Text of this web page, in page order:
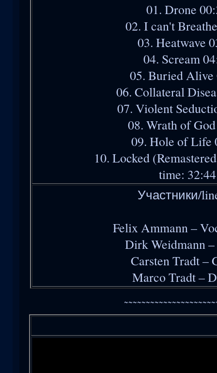
01. Drone
02. I can't
03. Heatwave
04. Scream
05. Buried Alive
06. Collateral
07. Violent
08. Wrath of
09. Hole of Life
10. Locked
time: 32:44
Участники/
Felix Ammann –
Dirk Weidmann
Carsten Tradt –
Marco Tradt –